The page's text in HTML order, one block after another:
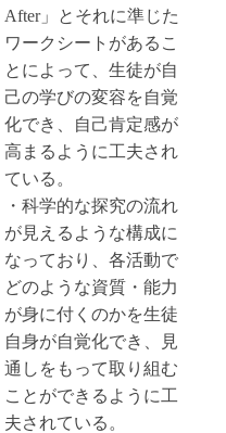
After」とそれに準じた
ワークシートがあるこ
とによって、生徒が自
己の学びの変容を自覚
化でき、自己肯定感が
高まるように工夫され
ている。
・科学的な探究の流れ
が見えるような構成に
なっており、各活動で
どのような資質・能力
が身に付くのかを生徒
自身が自覚化でき、見
通しをもって取り組む
ことができるように工
夫されている。